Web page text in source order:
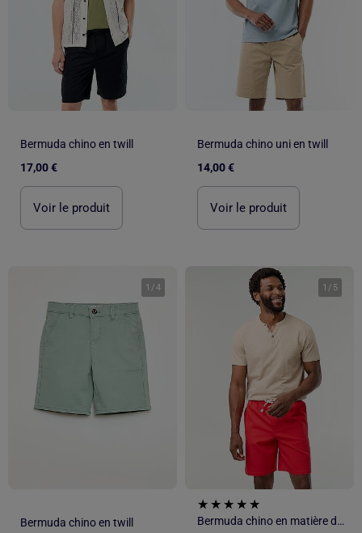
Bermuda chino en twill
17,00 €
Voir le produit
Bermuda chino uni en twill
14,00 €
Voir le produit
1 /4
Bermuda chino en twill
1 / 5
Bermuda chino en matière dobby